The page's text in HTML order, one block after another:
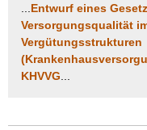
Entwurf eines
Versorgungsqualität
Vergütungsstrukturen
KHVVG